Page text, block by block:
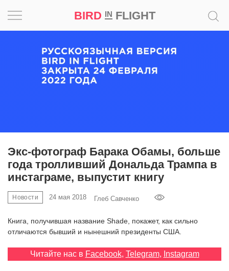
BIRD INFLIGHT
Экс-фотограф Барака Обамы, больше
года тролливший Дональда Трампа в
инстаграме, выпустит книгу
Новости 24 мая 2018 Глеб Савченко
Книга, получившая название Shade, покажет, как сильно
отличаются бывший и нынешний президенты США.
Читайте нас в Facebook, Telegram, Instagram